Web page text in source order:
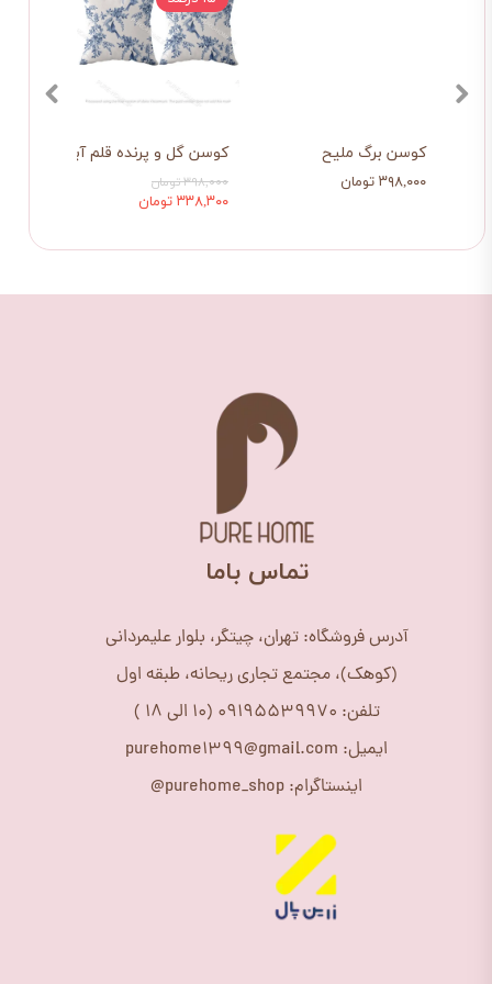
کوسن گل و پرنده قلم آبی
۳۹۸,۰۰۰ تومان
۳۳۸,۳۰۰ تومان
کوسن برگ ملیح
۳۹۸,۰۰۰ تومان
​تماس باما
آدرس فروشگاه: تهران، چیتگر، بلوار علیمردانی
(کوهک)، مجتمع تجاری ریحانه، طبقه اول
تلفن: 09195539970 (10 الی 18 )
ایمیل: purehome1399@gmail.com
اینستاگرام: purehome_shop@